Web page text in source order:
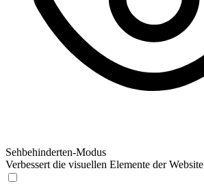
Sehbehinderten-Modus
Verbessert die visuellen Elemente der Website